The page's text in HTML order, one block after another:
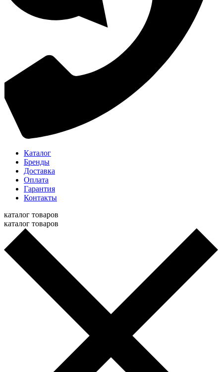
Каталог
Бренды
Доставка
Оплата
Гарантия
Контакты
каталог товаров
каталог товаров